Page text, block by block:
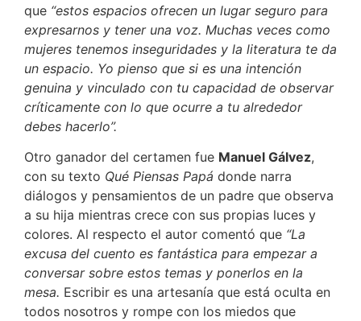
que “estos espacios ofrecen un lugar seguro para
expresarnos y tener una voz. Muchas veces como
mujeres tenemos inseguridades y la literatura te da
un espacio. Yo pienso que si es una intención
genuina y vinculado con tu capacidad de observar
críticamente con lo que ocurre a tu alrededor
debes hacerlo”.
Otro ganador del certamen fue Manuel Gálvez,
con su texto Qué Piensas Papá donde narra
diálogos y pensamientos de un padre que observa
a su hija mientras crece con sus propias luces y
colores. Al respecto el autor comentó que “La
excusa del cuento es fantástica para empezar a
conversar sobre estos temas y ponerlos en la
mesa. Escribir es una artesanía que está oculta en
todos nosotros y rompe con los miedos que